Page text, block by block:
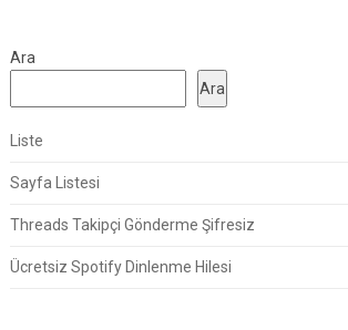
Ara
Ara
Liste
Sayfa Listesi
Threads Takipçi Gönderme Şifresiz
Ücretsiz Spotify Dinlenme Hilesi